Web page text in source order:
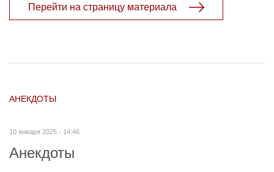
Перейти на страницу материала
АНЕКДОТЫ
10 января 2025 - 14:46
Анекдоты